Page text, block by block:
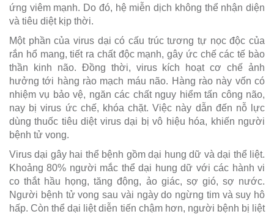
ứng viêm mạnh. Do đó, hệ miễn dịch không thể nhận diện
và tiêu diệt kịp thời.
Một phần của virus dại có cấu trúc tương tự nọc độc của
rắn hổ mang, tiết ra chất độc mạnh, gây ức chế các tế bào
thần kinh não. Đồng thời, virus kích hoạt cơ chế ảnh
hưởng tới hàng rào mạch máu não. Hàng rào này vốn có
nhiệm vụ bảo vệ, ngăn các chất nguy hiểm tấn công não,
nay bị virus ức chế, khóa chặt. Việc này dẫn đến nỗ lực
dùng thuốc tiêu diệt virus dại bị vô hiệu hóa, khiến người
bệnh tử vong.
Virus dại gây hai thể bệnh gồm dại hung dữ và dại thể liệt.
Khoảng 80% người mắc thể dại hung dữ với các hành vi
co thắt hầu họng, tăng động, ảo giác, sợ gió, sợ nước.
Người bệnh tử vong sau vài ngày do ngừng tim và suy hô
hấp. Còn thể dại liệt diễn tiến chậm hơn, người bệnh bị liệt